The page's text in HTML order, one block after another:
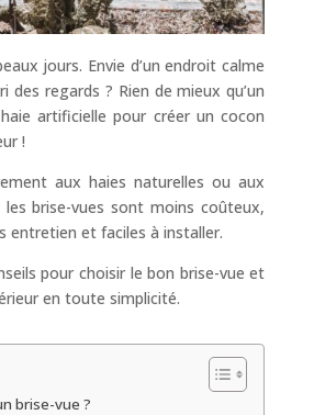
jours. Envie d’un endroit calme
des regards ? Rien de mieux qu’un
artificielle pour créer un cocon
!
aux haies naturelles ou aux
les brise-vues sont moins coûteux,
entretien et faciles à installer.
pour choisir le bon brise-vue et
en toute simplicité.
brise-vue ?